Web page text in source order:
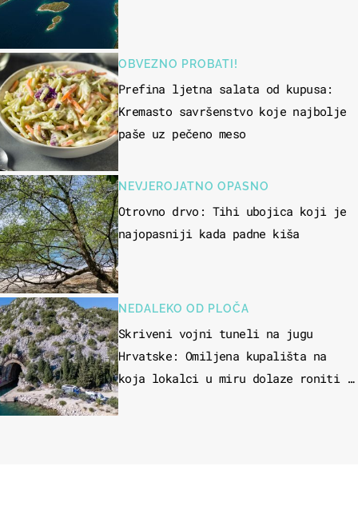
OBVEZNO PROBATI!
Prefina ljetna salata od kupusa:
Kremasto savršenstvo koje najbolje
paše uz pečeno meso
NEVJEROJATNO OPASNO
Otrovno drvo: Tihi ubojica koji je
najopasniji kada padne kiša
NEDALEKO OD PLOČA
Skriveni vojni tuneli na jugu
Hrvatske: Omiljena kupališta na
koja lokalci u miru dolaze roniti i